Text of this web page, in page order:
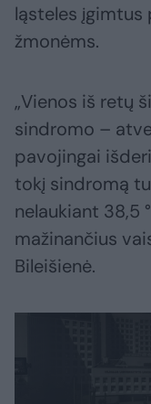
ląsteles
žmonėms.
„Vienos iš retų
sindromo –
pavojingai
tokį sindromą
nelaukiant 38,5
mažinančius
Bileišienė.